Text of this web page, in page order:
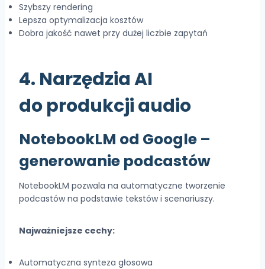
Szybszy rendering
Lepsza optymalizacja kosztów
Dobra jakość nawet przy dużej liczbie zapytań
4. Narzędzia AI
do produkcji audio
NotebookLM od Google –
generowanie podcastów
NotebookLM pozwala na automatyczne tworzenie
podcastów na podstawie tekstów i scenariuszy.
Najważniejsze cechy:
Automatyczna synteza głosowa